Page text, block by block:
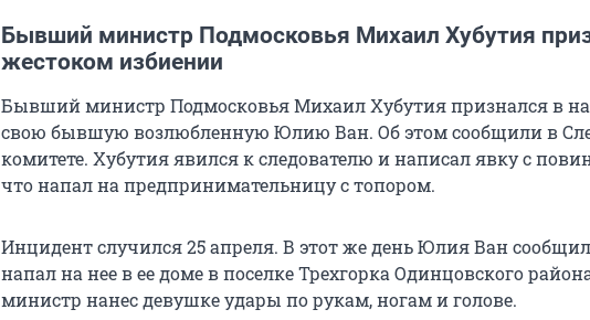
Бывший министр Подмосковья Михаил Хубутия
жестоком избиении
Бывший министр Подмосковья Михаил Хубутия признался в
свою бывшую возлюбленную Юлию Ван. Об этом сообщили в
комитете. Хубутия явился к следователю и написал явку с
что напал на предпринимательницу с топором.
Инцидент случился 25 апреля. В этот же день Юлия Ван
напал на нее в ее доме в поселке Трехгорка Одинцовского
министр нанес девушке удары по рукам, ногам и голове.